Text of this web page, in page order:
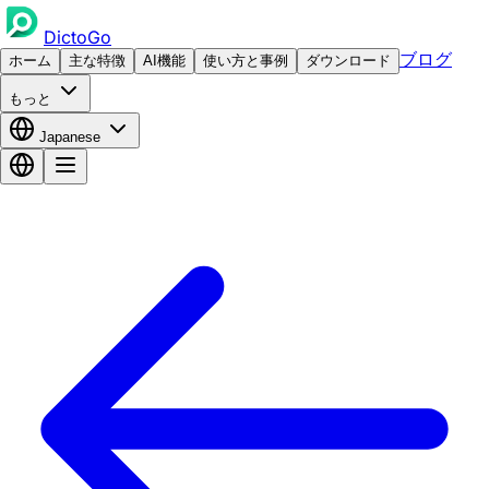
DictoGo
ホーム 主な特徴 AI機能 使い方と事例 ダウンロード ブログ
もっと
Japanese